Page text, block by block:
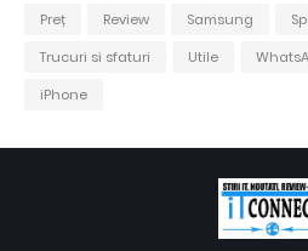
Preț
Review Samsung
Trucuri si sfaturi
Utile
iPhone